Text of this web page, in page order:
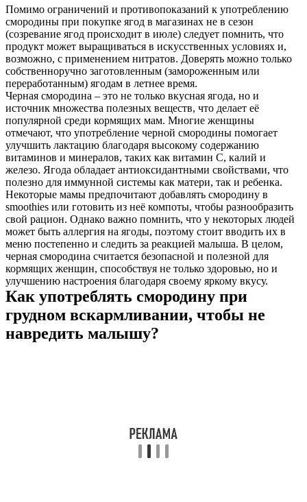
Помимо ограничений и противопоказаний к употреблению
смородины при покупке ягод в магазинах не в сезон
(созревание ягод происходит в июле) следует помнить, что
продукт может выращиваться в искусственных условиях и,
возможно, с применением нитратов. Доверять можно только
собственноручно заготовленным (замороженным или
переработанным) ягодам в летнее время.
Черная смородина – это не только вкусная ягода, но и
источник множества полезных веществ, что делает её
популярной среди кормящих мам. Многие женщины
отмечают, что употребление черной смородины помогает
улучшить лактацию благодаря высокому содержанию
витаминов и минералов, таких как витамин C, калий и
железо. Ягода обладает антиоксидантными свойствами, что
полезно для иммунной системы как матери, так и ребенка.
Некоторые мамы предпочитают добавлять смородину в
smoothies или готовить из неё компоты, чтобы разнообразить
свой рацион. Однако важно помнить, что у некоторых людей
может быть аллергия на ягоды, поэтому стоит вводить их в
меню постепенно и следить за реакцией малыша. В целом,
черная смородина считается безопасной и полезной для
кормящих женщин, способствуя не только здоровью, но и
улучшению настроения благодаря своему яркому вкусу.
Как употреблять смородину при
грудном вскармливании, чтобы не
навредить малышу?